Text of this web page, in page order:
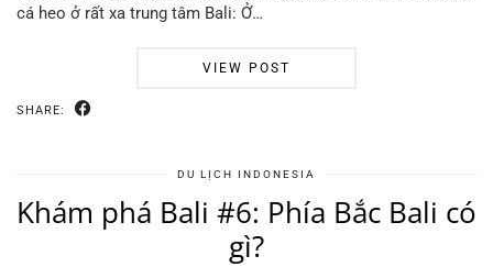
cá heo ở rất xa trung tâm Bali: Ở…
VIEW POST
SHARE:
DU LỊCH INDONESIA
Khám phá Bali #6: Phía Bắc Bali có
gì?